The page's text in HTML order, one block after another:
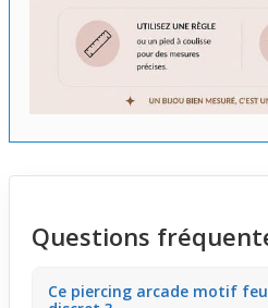
Questions
Ce piercing arcade motif